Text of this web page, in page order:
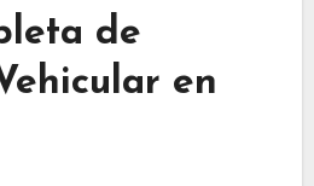
de
en